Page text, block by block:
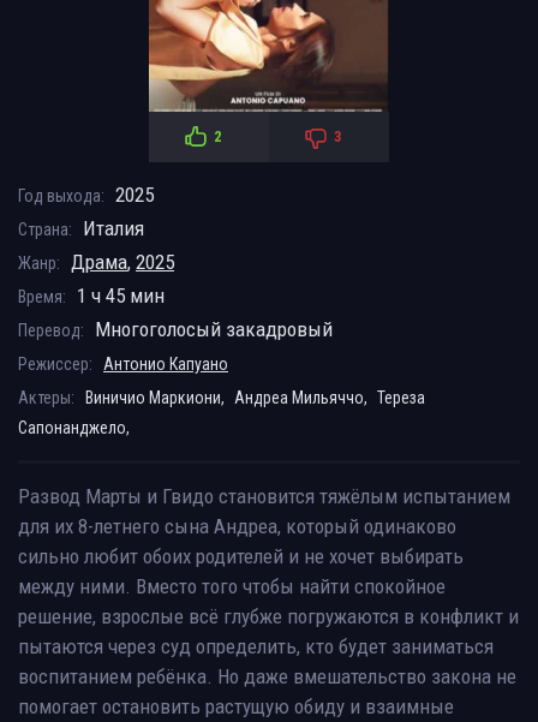
2 3
Год выхода: 2025
Страна: Италия
Жанр: Драма, 2025
Время: 1 ч 45 мин
Перевод: Многоголосый закадровый
Режиссер:
Антонио Капуано
Актеры:
Виничио Маркиони, Андреа Мильяччо, Тереза
Сапонанджело,
Развод Марты и Гвидо становится тяжёлым испытанием
для их 8-летнего сына Андреа, который одинаково
сильно любит обоих родителей и не хочет выбирать
между ними. Вместо того чтобы найти спокойное
решение, взрослые всё глубже погружаются в конфликт и
пытаются через суд определить, кто будет заниматься
воспитанием ребёнка. Но даже вмешательство закона не
помогает остановить растущую обиду и взаимные